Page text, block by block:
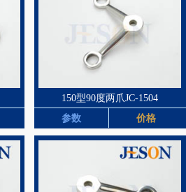
150型90度两爪JC-1504
参数
价格